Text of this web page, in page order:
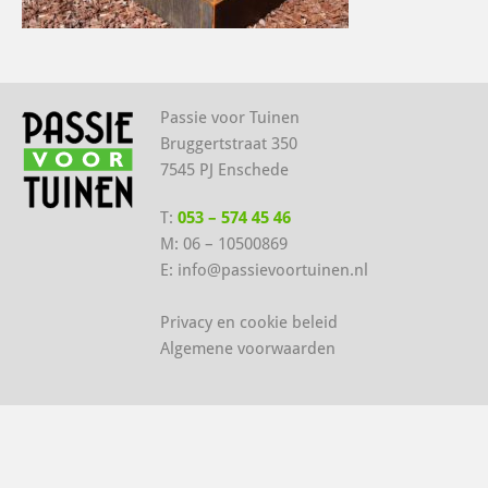
Passie voor Tuinen
Bruggertstraat 350
7545 PJ Enschede
T: 053 – 574 45 46
M: 06 – 10500869
E: info@passievoortuinen.nl
Privacy en cookie beleid
Algemene voorwaarden